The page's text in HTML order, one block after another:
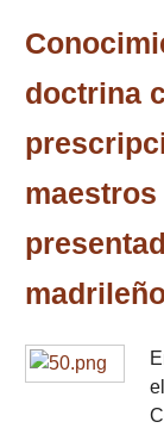
doctrina